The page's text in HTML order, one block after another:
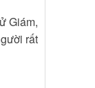
Giám,
rất